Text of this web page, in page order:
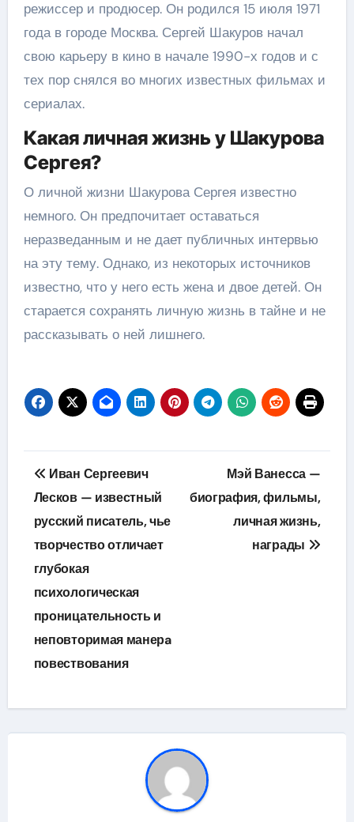
режиссер и продюсер. Он родился 15 июля 1971
года в городе Москва. Сергей Шакуров начал
свою карьеру в кино в начале 1990-х годов и с
тех пор снялся во многих известных фильмах и
сериалах.
Какая личная жизнь у Шакурова
Сергея?
О личной жизни Шакурова Сергея известно
немного. Он предпочитает оставаться
неразведанным и не дает публичных интервью
на эту тему. Однако, из некоторых источников
известно, что у него есть жена и двое детей. Он
старается сохранять личную жизнь в тайне и не
рассказывать о ней лишнего.
Навигация
по
записям
Иван Сергеевич
Лесков — известный
русский писатель, чье
творчество отличает
глубокая
психологическая
проницательность и
неповторимая манерa
повествования
Мэй Ванесса —
биография, фильмы,
личная жизнь,
награды